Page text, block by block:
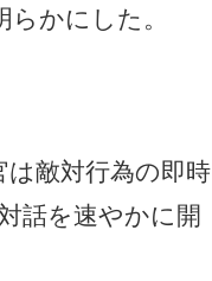
かにした。
敵対行為の即時
話を速やかに開